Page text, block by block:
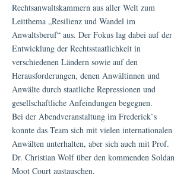
Rechtsanwaltskammern aus aller Welt zum
Leitthema „Resilienz und Wandel im
Anwaltsberuf“ aus. Der Fokus lag dabei auf der
Entwicklung der Rechtsstaatlichkeit in
verschiedenen Ländern sowie auf den
Herausforderungen, denen Anwältinnen und
Anwälte durch staatliche Repressionen und
gesellschaftliche Anfeindungen begegnen.
Bei der Abendveranstaltung im Frederick`s
konnte das Team sich mit vielen internationalen
Anwälten unterhalten, aber sich auch mit Prof.
Dr. Christian Wolf über den kommenden Soldan
Moot Court austauschen.